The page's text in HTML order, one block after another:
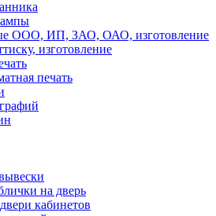
ООО, ИП, ЗАО, ОАО, изготовление
изготовление
печать
на дверь
кабинетов